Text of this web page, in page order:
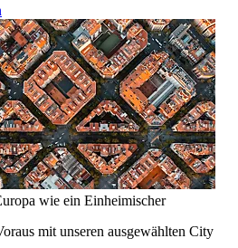
wie ein Einheimischer
mit unseren ausgewählten City